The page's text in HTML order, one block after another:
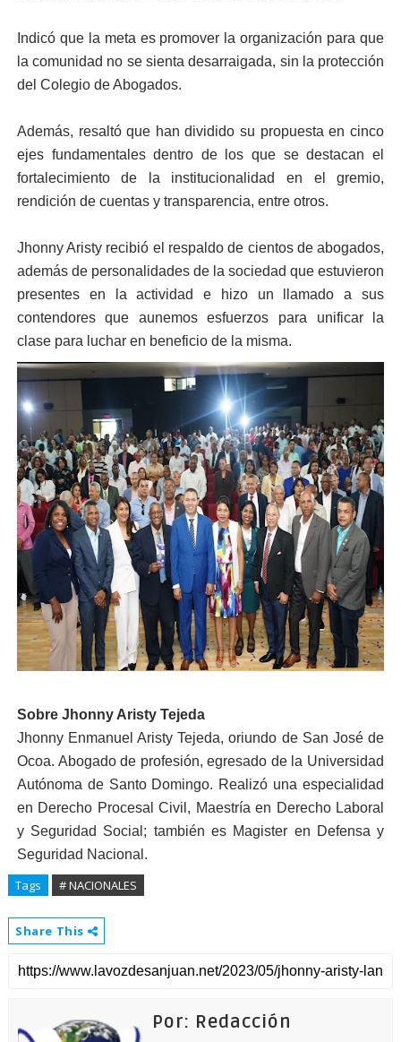
Indicó que la meta es promover la organización para que
la comunidad no se sienta desarraigada, sin la protección
del Colegio de Abogados.
Además, resaltó que han dividido su propuesta en cinco
ejes fundamentales dentro de los que se destacan el
fortalecimiento de la institucionalidad en el gremio,
rendición de cuentas y transparencia, entre otros.
Jhonny Aristy recibió el respaldo de cientos de abogados,
además de personalidades de la sociedad que estuvieron
presentes en la actividad e hizo un llamado a sus
contendores que aunemos esfuerzos para unificar la
clase para luchar en beneficio de la misma.
Sobre Jhonny Aristy Tejeda
Jhonny Enmanuel Aristy Tejeda, oriundo de San José de
Ocoa. Abogado de profesión, egresado de la Universidad
Autónoma de Santo Domingo. Realizó una especialidad
en Derecho Procesal Civil, Maestría en Derecho Laboral
y Seguridad Social; también es Magister en Defensa y
Seguridad Nacional.
Tags # NACIONALES
Share This
Por: Redacción